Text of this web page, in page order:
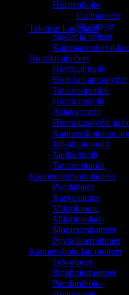
Ostoskori on tyhjä.
Takaisin kauppaan
Hiustenhoito
Hoitoaineet
Shampoot
Sakset ja veitset
Hoitolakalusteet
Hierovat tuolit
Hoitolan
Tatuointipenkit
Hierontatuolit
Asiakastuolit
Hierontapöydät ja
Kauneushoitolan
Jalkahoitotuolit
Meikkituolit
Tatuointituolit
Kauneudenhoitolaitteet
Pienlaitteet
Kasvosaunat
Mikrohionta
Mikroneulaus
Monitoimilaitteet
Pyyhelämmittimet
Kauneushoitolan tuotteet
Tekoripset
Ihonhoitotuotteet
Parafiinihoito